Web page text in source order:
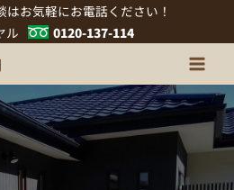
はお気軽にお電話ください！
ル
0120-137-114